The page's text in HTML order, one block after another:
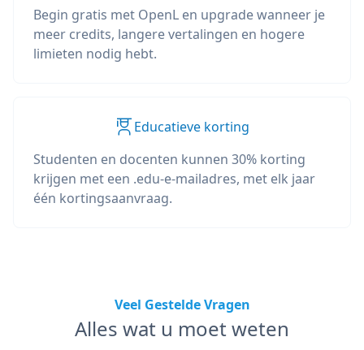
Begin gratis met OpenL en upgrade wanneer je
meer credits, langere vertalingen en hogere
limieten nodig hebt.
Educatieve korting
Studenten en docenten kunnen 30% korting
krijgen met een .edu-e-mailadres, met elk jaar
één kortingsaanvraag.
Veel Gestelde Vragen
Alles wat u moet weten